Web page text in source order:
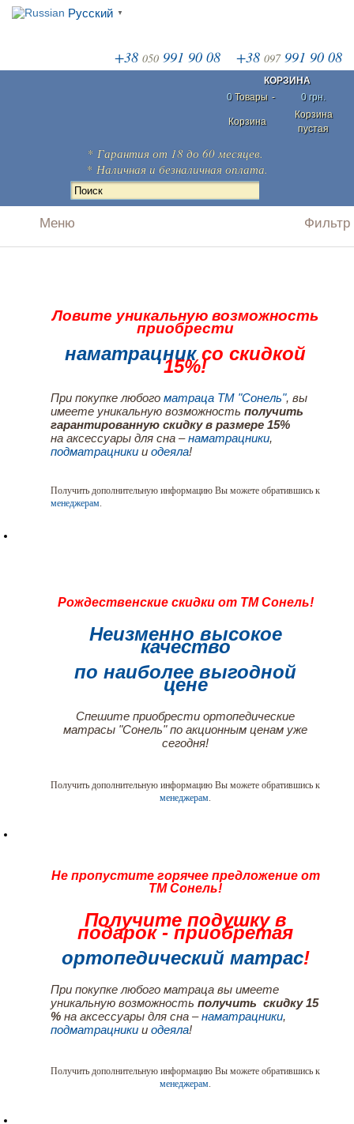
Русский ▼
+38 050 991 90 08 +38 097991 90 08
КОРЗИНА
0Товары - 0 грн.
Корзина
Корзина
пустая
* Гарантияот 18 до 60 месяцев.
* Наличная и безналичная оплата.
Ловите уникальную возможность
приобрести
наматрацниксо скидкой
15%!
При покупке любого матраца ТМ "Сонель", вы
имеете уникальную возможность получить
гарантированную скидку в размере 15%
на аксессуары для сна –наматрацники,
подматрацникии одеяла!
Получить дополнительную информацию Вы можете обратившись к
менеджерам.
Рождественские скидки от ТМ Сонель!
Неизменно высокое
качество
по наиболее выгодной
цене
Спешите приобрести ортопедические
матрасы "Сонель" по акционным ценам уже
сегодня!
Получить дополнительную информацию Вы можете обратившись к
менеджерам
Не пропустите горячее предложение от
ТМ Сонель!
Получите подушку в
подарок - приобретая
ортопедический матрас!
При покупке любого матраца вы имеете
уникальную возможность получить скидку 15
%на аксессуары для сна –наматрацники,
подматрацникии одеяла!
Получить дополнительную информацию Вы можете обратившись к
менеджерам